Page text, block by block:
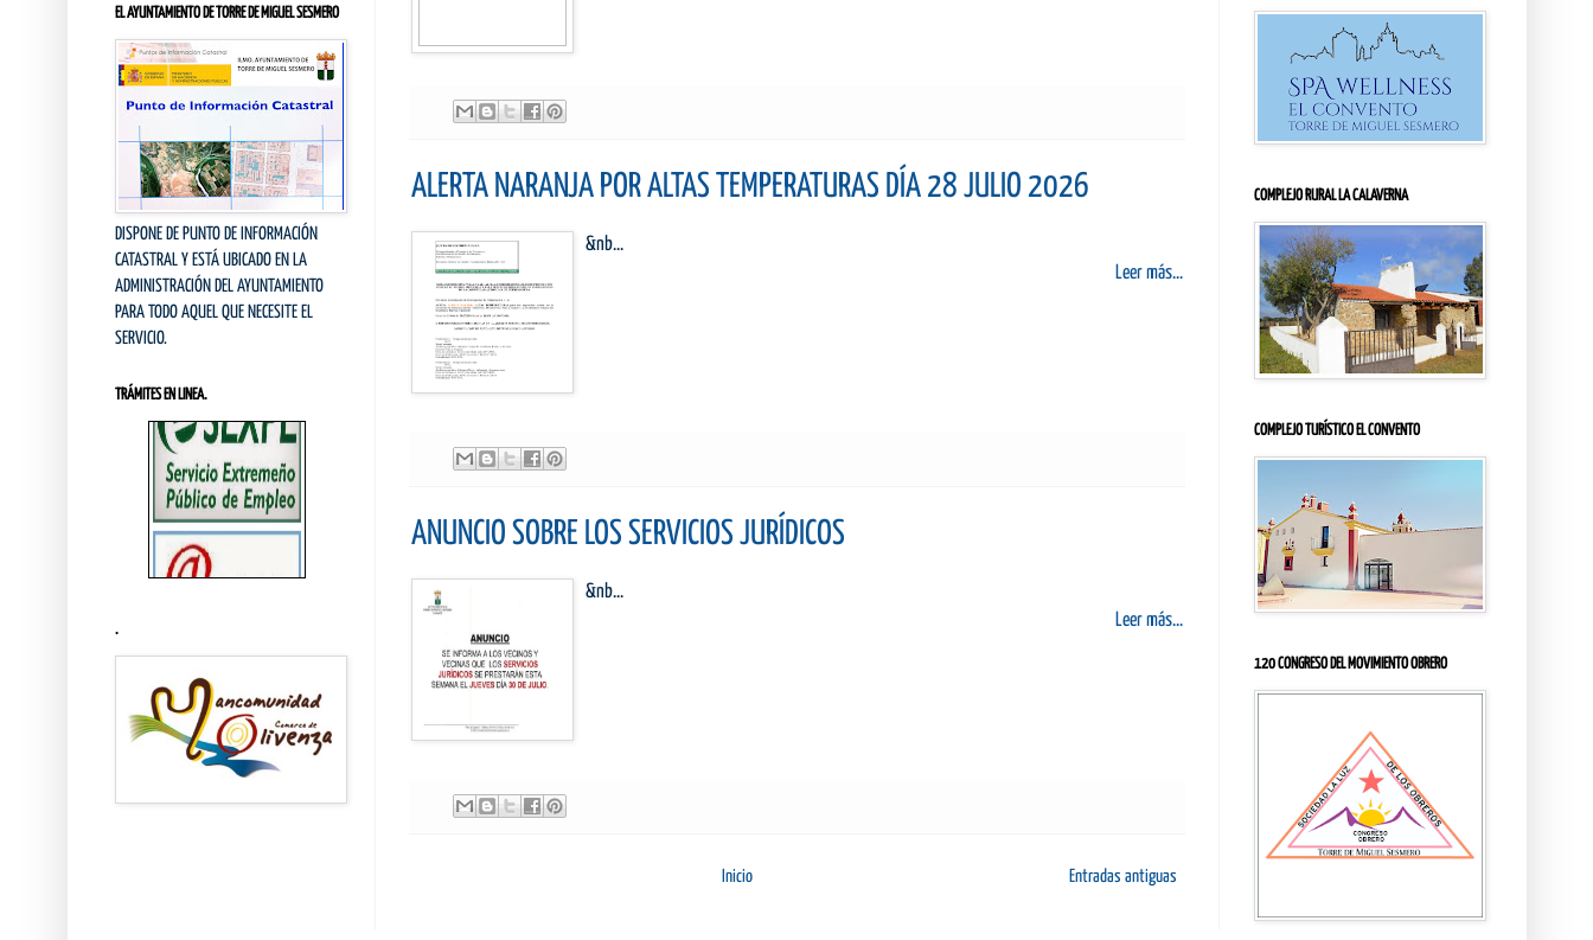
ALERTA NARANJA POR ALTAS TEMPERATURAS DÍA 28 JULIO 2026
&nb...
Leer más...
ANUNCIO SOBRE LOS SERVICIOS JURÍDICOS
&nb...
Leer más...
Entradas antiguas
Inicio
EL AYUNTAMIENTO DE TORRE DE MIGUEL SESMERO
DISPONE DE PUNTO DE INFORMACIÓN
CATASTRAL Y ESTÁ UBICADO EN LA
ADMINISTRACIÓN DEL AYUNTAMIENTO
PARA TODO AQUEL QUE NECESITE EL
SERVICIO.
TRÁMITES EN LINEA.
.
COMPLEJO RURAL LA CALAVERNA
COMPLEJO TURÍSTICO EL CONVENTO
120 CONGRESO DEL MOVIMIENTO OBRERO